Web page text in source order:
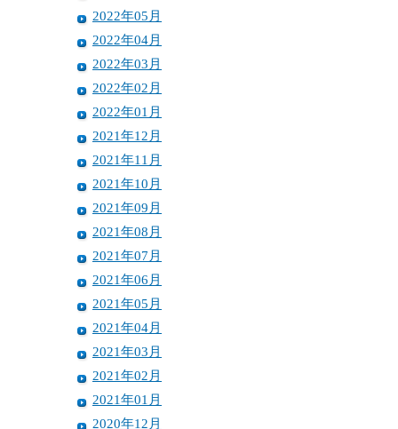
2022年05月
2022年04月
2022年03月
2022年02月
2022年01月
2021年12月
2021年11月
2021年10月
2021年09月
2021年08月
2021年07月
2021年06月
2021年05月
2021年04月
2021年03月
2021年02月
2021年01月
2020年12月